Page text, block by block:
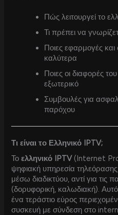
Πώς λειτουργεί το
Τι πρέπει να
Ποιες εφαρμογές
καλύτερα
Ποιες οι διαφορές
εξωτερικό
Συμβουλές για
παρόχου
Τι είναι το Ελληνικό IPTV;
Τοελληνικό IPTV(Internet
ψηφιακή υπηρεσία
μέσω διαδικτύου, αντί για τις
(δορυφορική, καλωδιακή).
ένα τεράστιο εύρος
συσκευή με σύνδεση στο